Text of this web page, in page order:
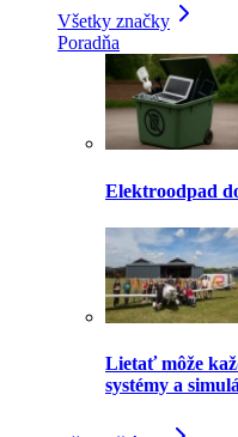
Všetky značky
Poradňa
Elektroodpad
Lietať môže
systémy a